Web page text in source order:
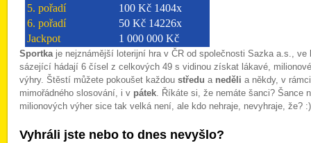
Sportkaje nejznámější loterijní hra v ČR od společnosti Sazka a.s., ve
sázející hádají 6 čísel z celkových 49 s vidinou získat lákavé,
výhry. Štěstí můžete pokoušet každoustředu a neděli a někdy, v rámci
mimořádného slosování, i v pátek. Říkáte si, že nemáte šanci? Šance
milionových výher sice tak velká není, ale kdo nehraje, nevyhraje, že? :)
Vyhráli jste nebo to dnes nevyšlo?